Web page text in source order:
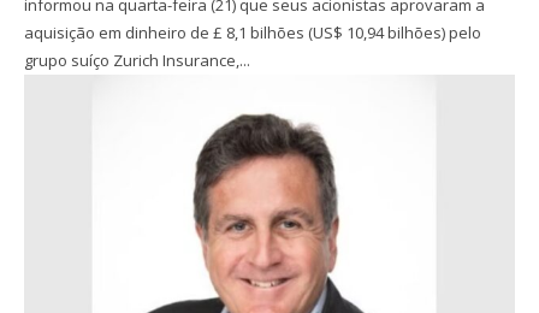
informou na quarta-feira (21) que seus acionistas aprovaram a
aquisição em dinheiro de £ 8,1 bilhões (US$ 10,94 bilhões) pelo
grupo suíço Zurich Insurance,...